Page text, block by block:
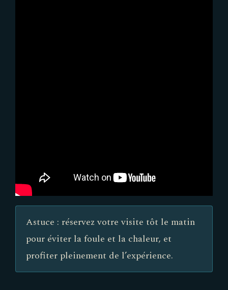
Astuce : réservez votre visite tôt le matin
pour éviter la foule et la chaleur, et
profiter pleinement de l’expérience.